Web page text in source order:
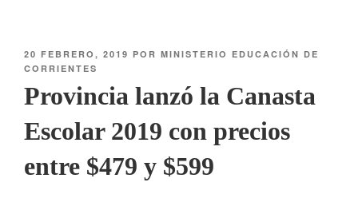
20 FEBRERO, 2019 POR MINISTERIO EDUCACIÓN DE
CORRIENTES
Provincia lanzó la Canasta
Escolar 2019 con precios
entre $479 y $599